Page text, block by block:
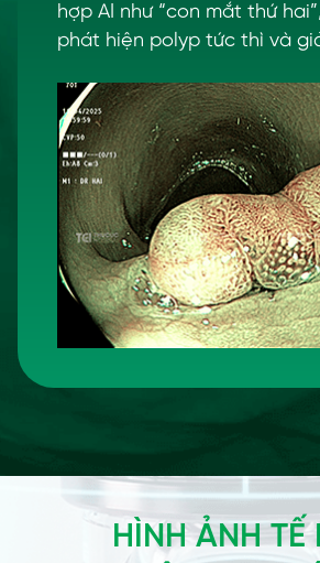
hợp AI như “con mắt thứ
phát hiện polyp tức thì và
HÌNH ẢNH TẾ